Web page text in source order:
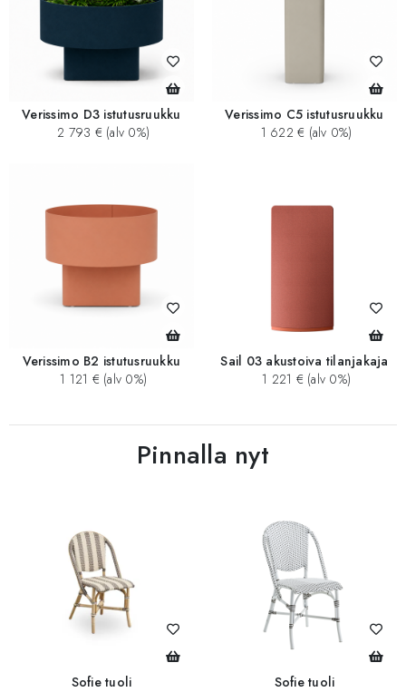
Verissimo D3 istutusruukku
2 793 € (alv 0%)
Verissimo C5 istutusruukku
1 622 € (alv 0%)
Verissimo B2 istutusruukku
1 121 € (alv 0%)
Sail 03 akustoiva tilanjakaja
1 221 € (alv 0%)
Pinnalla nyt
Sofie tuoli
Sofie tuoli